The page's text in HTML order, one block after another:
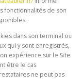
fonctionnalités de son
dans son terminal ou
qui y sont enregistrés,
expérience sur le Site
être le cas
ne peut pas